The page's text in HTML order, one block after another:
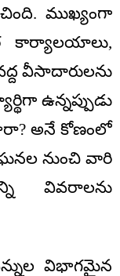
ముఖ్యంగా
కార్యాలయాలు,
వీసాదారులను
ఉన్నప్పుడు
అనే కోణంలో
నుంచి వారి
వివరాలను
విభాగమైన